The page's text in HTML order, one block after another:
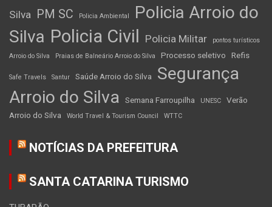
Silva
PM SC Policia Ambiental
Policia Arroio do
Silva Policia Civil Policia Militar
pontos turísticos
Arroio do Silva
Praias de Balneário Arroio do Silva Processo seletivo Refis
Safe Travels Santur Saúde Arroio do Silva
Segurança
Arroio do Silva
Semana Farroupilha UNESC
Verão
Arroio do Silva
World Travel & Tourism Council WTTC
NOTÍCIAS DA PREFEITURA
SANTA CATARINA TURISMO